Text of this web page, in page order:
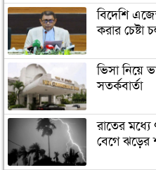
বিদেশি
করার চেষ্টা
ভিসা নিয়ে
সতর্কবার্তা
রাতের
বেগে ঝড়ের